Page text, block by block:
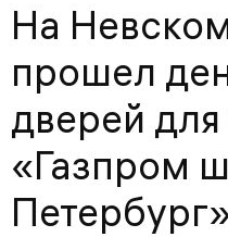
На
прошел
дверей
«Газпром